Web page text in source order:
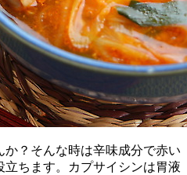
？そんな時は辛味成分で赤い
ちます。カプサイシンは胃液